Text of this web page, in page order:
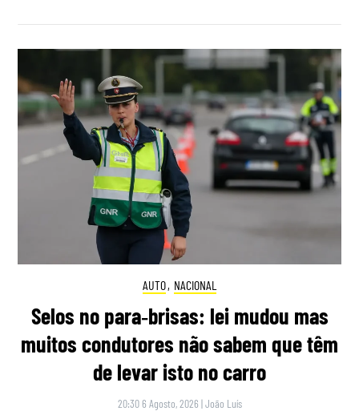
AUTO, NACIONAL
Selos no para‑brisas: lei mudou mas
muitos condutores não sabem que têm
de levar isto no carro
20:30 6 Agosto, 2026 |João Luís